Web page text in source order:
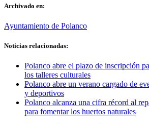
Archivado en:
Ayuntamiento de Polanco
Noticias relacionadas:
Polanco abre el plazo de inscripción
los talleres culturales
Polanco abre un verano cargado de
y deportivos
Polanco alcanza una cifra récord al
para fomentar los huertos naturales